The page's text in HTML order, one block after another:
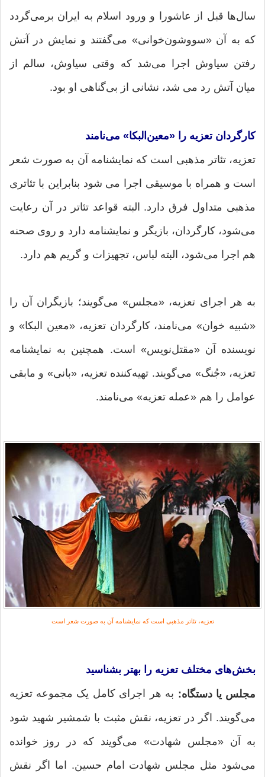
سال‌ها قبل از عاشورا و ورود اسلام به ایران برمی‌گردد
که به آن «سووشون‌خوانی» می‌گفتند و نمایش در آتش
رفتن سیاوش اجرا می‌شد که وقتی سیاوش، سالم از
میان آتش رد می شد، نشانی از بی‌گناهی او بود.
کارگردان تعزیه را «معین‌البکا» می‌نامند
تعزیه، تئاتر مذهبی است که نمایشنامه آن به صورت شعر
است و همراه با موسیقی اجرا می شود بنابراین با تئاتری
مذهبی متداول فرق دارد. البته قواعد تئاتر در آن رعایت
می‌شود، کارگردان، بازیگر و نمایشنامه دارد و روی صحنه
هم اجرا می‌شود، البته لباس، تجهیزات و گریم هم دارد.
به هر اجرای تعزیه، «مجلس» می‌گویند؛ بازیگران آن را
«شبیه خوان» می‌نامند، کارگردان تعزیه، «معین البکا» و
نویسنده آن «مقتل‌نویس» است. همچنین به نمایشنامه
تعزیه، «جُنگ» می‌گویند. تهیه‌کننده تعزیه، «بانی» و مابقی
عوامل را هم «عمله تعزیه» می‌نامند.
تعزیه، تئاتر مذهبی است که نمایشنامه آن به صورت شعر است
بخش‌های مختلف تعزیه را بهتر بشناسید
مجلس یا دستگاه: به هر اجرای کامل یک مجموعه تعزیه
می‌گویند. اگر در تعزیه، نقش مثبت با شمشیر شهید شود
به آن «مجلس شهادت» می‌گویند که در روز خوانده
می‌شود مثل مجلس شهادت امام حسین. اما اگر نقش